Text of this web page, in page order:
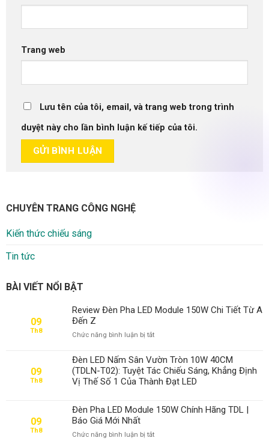
Trang web
Lưu tên của tôi, email, và trang web trong trình
duyệt này cho lần bình luận kế tiếp của tôi.
CHUYÊN TRANG CÔNG NGHỆ
Kiến thức chiếu sáng
Tin tức
BÀI VIẾT NỔI BẬT
09
Th8
Review Đèn Pha LED Module 150W Chi Tiết Từ A
Đến Z
Chức năng bình luận bị tắtở
Đèn
Pha
LED
Module
Chi
A
09
Th8
Đèn LED Nấm Sân Vườn Tròn 10W 40CM
(TDLN-T02): Tuyệt Tác Chiếu Sáng, Khẳng Định
Vị Thế Số 1 Của Thành Đạt LED
09
Th8
Đèn Pha LED Module 150W Chính Hãng TDL |
Báo Giá Mới Nhất
Chức năng bình luận bị tắtở